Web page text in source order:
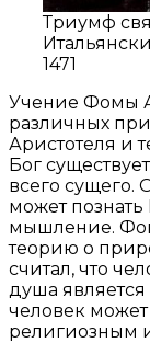
Триумф
1471
Учение Фомы
различных
Аристотеля и
Бог
всего сущего.
может
мышление.
теорию о
считал, что
душа
человек
религиозным